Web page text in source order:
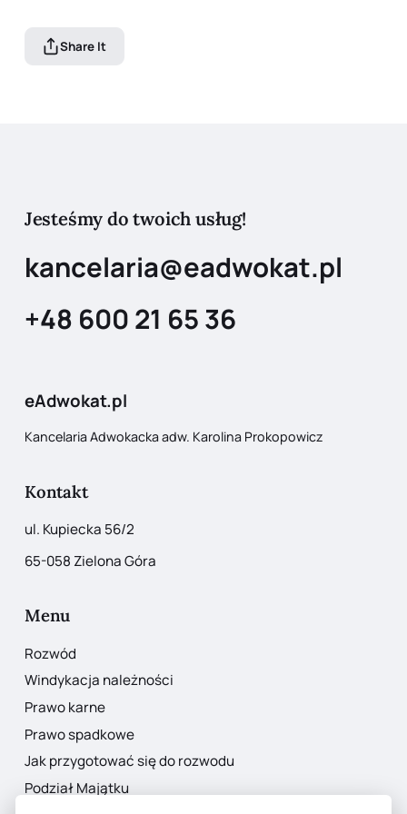
Share It
Jesteśmy do twoich usług!
kancelaria@eadwokat.pl
+48 600 21 65 36
eAdwokat.pl
Kancelaria Adwokacka adw. Karolina Prokopowicz
Kontakt
ul. Kupiecka 56/2
65-058 Zielona Góra
Menu
Rozwód
Windykacja należności
Prawo karne
Prawo spadkowe
Jak przygotować się do rozwodu
Podział Majątku